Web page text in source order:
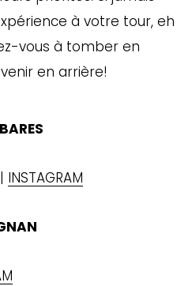
à votre tour, eh
vous à tomber en
en arrière!
| INSTAGRAM